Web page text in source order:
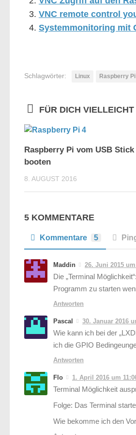
VNC remote control
Systemmonitoring mit
Schlagwörter: Linux Raspberry Pi
FÜR DICH
Raspberry Pi vom USB Stick
booten
8. AUGUST 2016
5 KOMMENTARE
Kommentare 5
Maddin 26. Juni 2015
Die „Terminal
Programm zu starten
Antworten
Pascal 30. Januar 2016
Wie kann ich bei der
ich die GPIO
Antworten
Flo 1. April 2016 um
Terminal Möglichkeit
Folge: Das Terminal
Wie bekomme ich den